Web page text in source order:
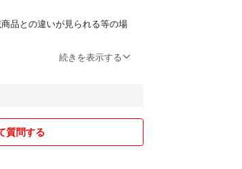
品との違いが見られる等の場
ャンセルさせていただく場合も
等は、商品ページに記載の保管
続きを表示する
質問する